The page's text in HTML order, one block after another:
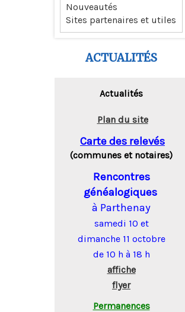
Nouveautés
Sites partenaires et utiles
ACTUALITÉS
Actualités
Plan du site
Carte des relevés
(communes et notaires)
Rencontres
généalogiques
à Parthenay
samedi 10 et
dimanche 11 octobre
de 10 h à 18 h
affiche
flyer
Permanences